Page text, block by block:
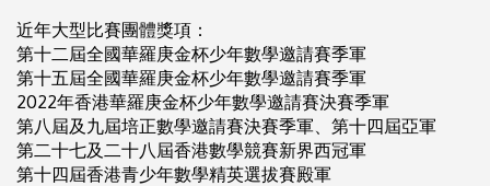
近年大型比賽團體獎項：
第十二屆全國華羅庚金杯少年數學邀請賽季軍
第十五屆全國華羅庚金杯少年數學邀請賽季軍
2022年香港華羅庚金杯少年數學邀請賽決賽季軍
第八屆及九屆培正數學邀請賽決賽季軍、第十四屆亞軍
第二十七及二十八屆香港數學競賽新界西冠軍
第十四屆香港青少年數學精英選拔賽殿軍